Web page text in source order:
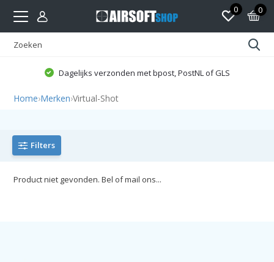
0 0
Dagelijks verzonden met bpost, PostNL of GLS
Home›Merken›Virtual-Shot
Filters
Product niet gevonden. Bel of mail ons...